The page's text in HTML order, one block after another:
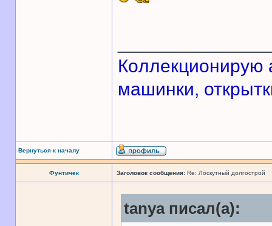
Кoллекционирую
машинки,
Вернуться к началу
Фунтичек Заголовок сообщения: Re: Лоскутный долгострой
tanya писал(а):